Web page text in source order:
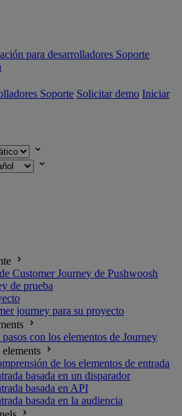
para desarrolladores Soporte
Soporte Solicitar demo Iniciar
Customer Journey de Pushwoosh
de prueba
journey para su proyecto
con los elementos de Journey
de los elementos de entrada
basada en un disparador
basada en API
basada en la audiencia